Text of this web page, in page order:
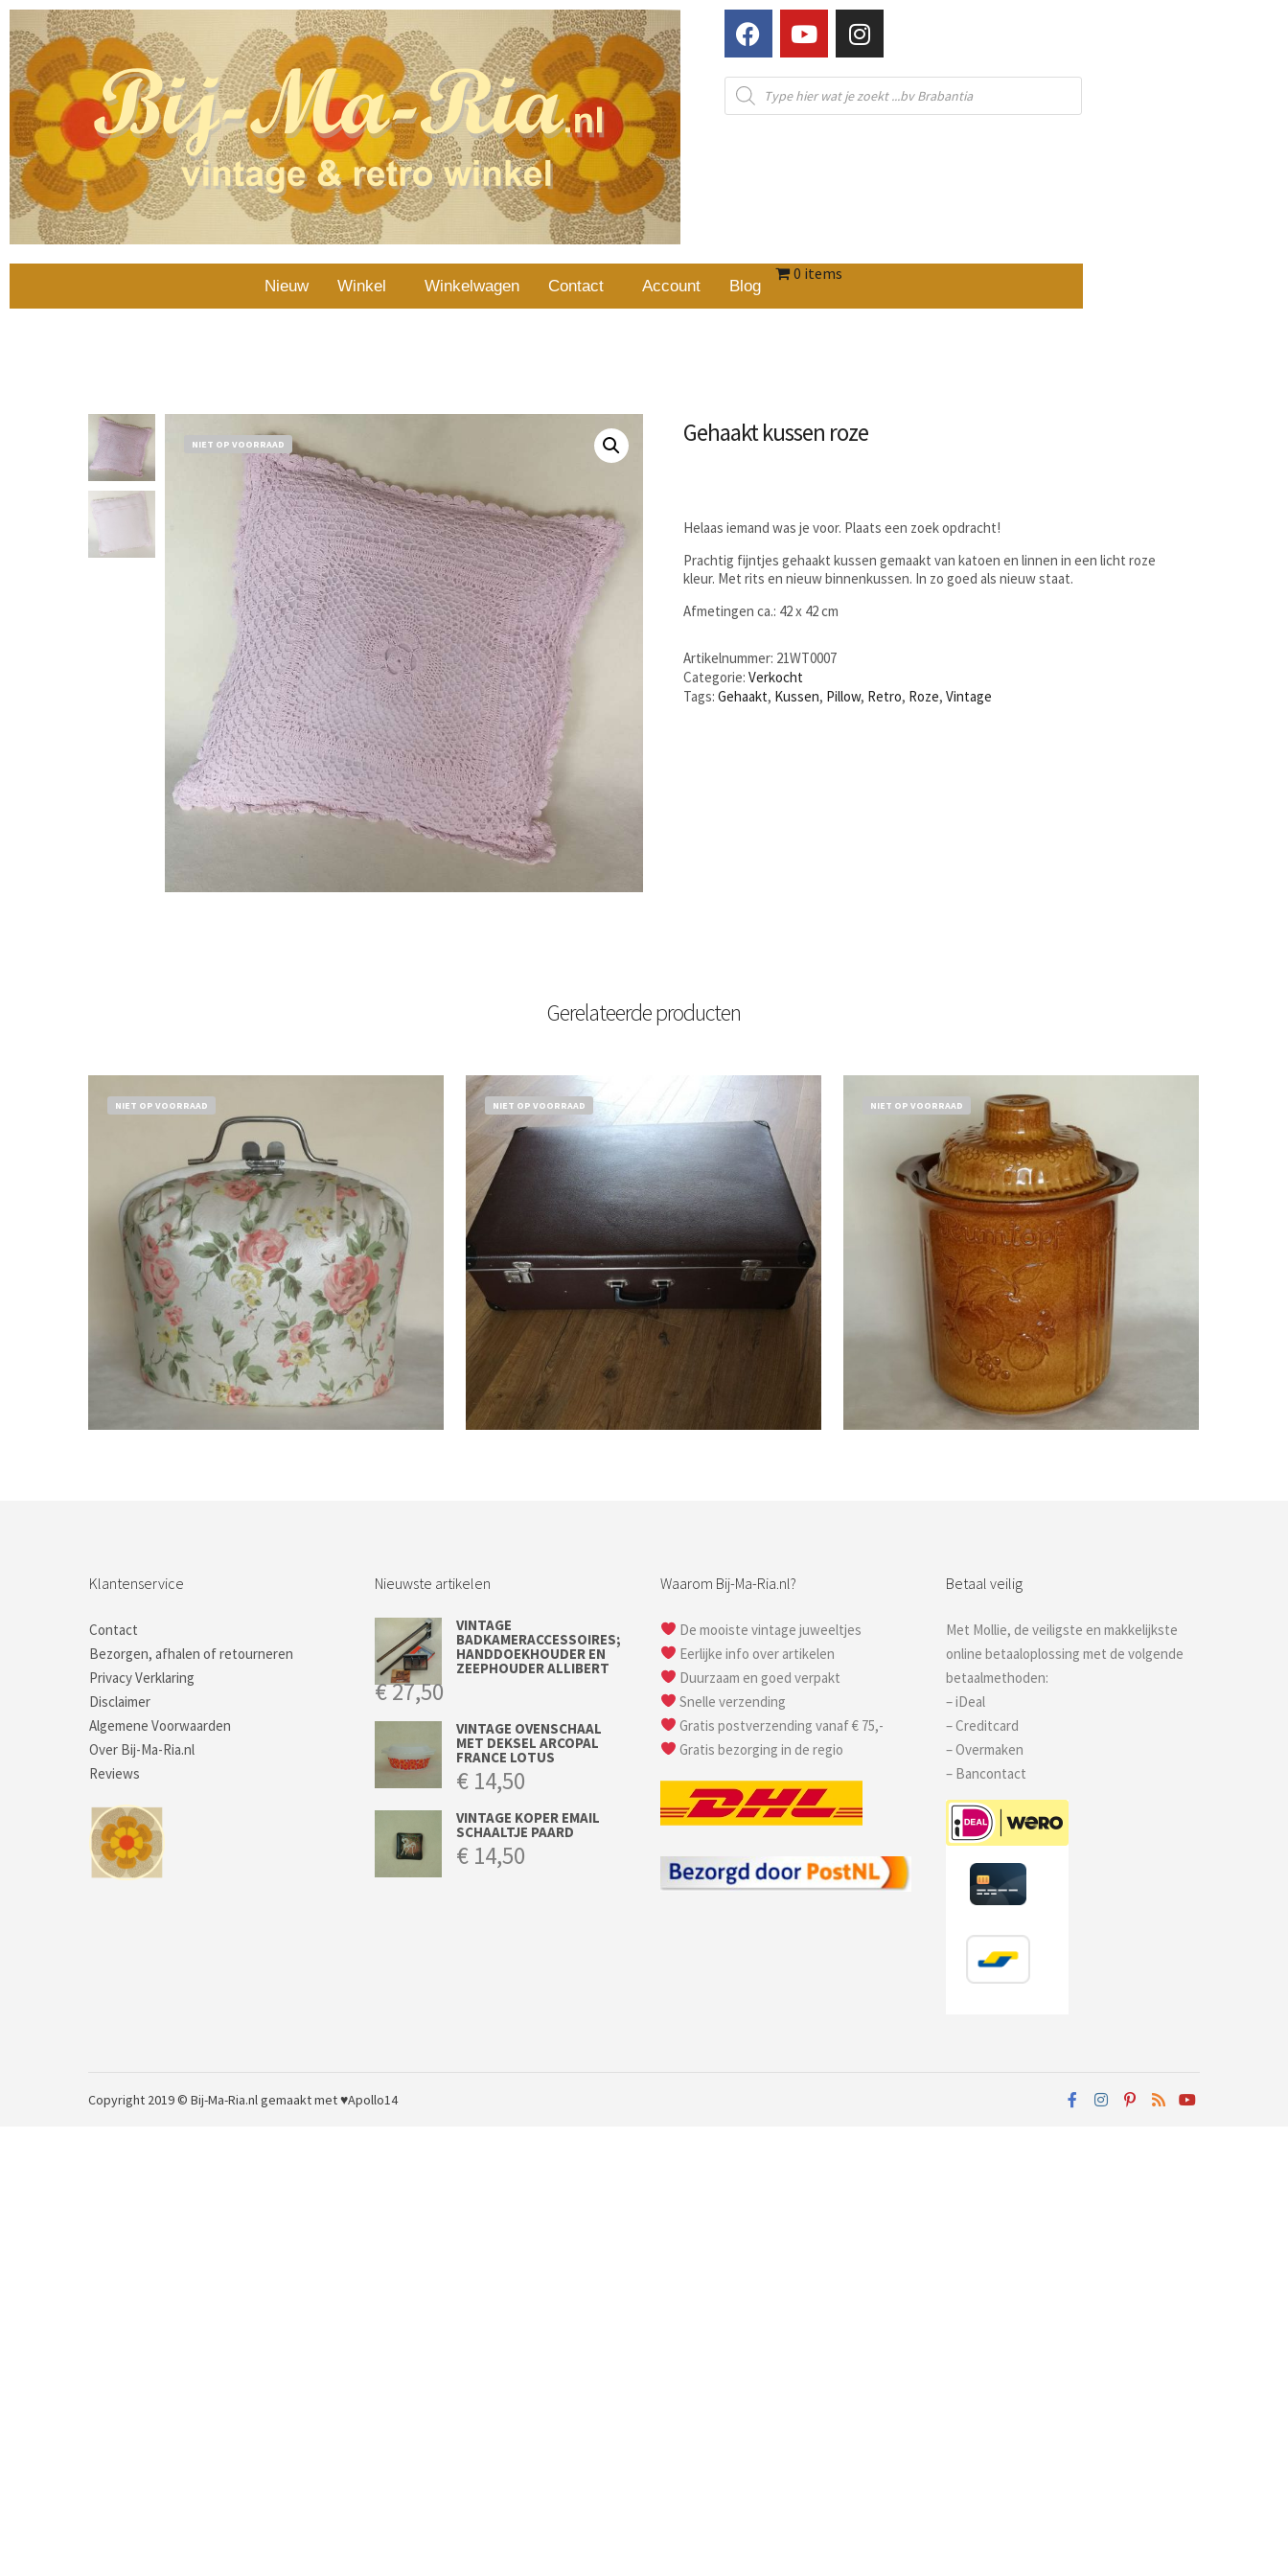
Nieuw Winkel Winkelwagen Contact Account Blog
0 items
NIET OP VOORRAAD Gehaakt kussen roze
Helaas iemand was je voor. Plaats een zoek opdracht!
Prachtig fijntjes gehaakt kussen gemaakt van katoen en linnen in een licht roze
kleur. Met rits en nieuw binnenkussen. In zo goed als nieuw staat.
Afmetingen ca.: 42 x 42 cm
Artikelnummer: 21WT0007
Categorie:Verkocht
Tags:Gehaakt, Kussen, Pillow, Retro, Roze,Vintage
Gerelateerde producten
NIET OP VOORRAAD NIET OP VOORRAAD
€32,50
NIET OP VOORRAAD
Klantenservice
Contact
Bezorgen, afhalen of retourneren
Privacy Verklaring
Disclaimer
Algemene Voorwaarden
Over Bij-Ma-Ria.nl
Reviews
Nieuwste artikelen
VINTAGE
BADKAMERACCESSOIRES;
HANDDOEKHOUDER EN
ZEEPHOUDER ALLIBERT
€27,50
VINTAGE OVENSCHAAL
MET DEKSEL ARCOPAL
FRANCE LOTUS
€ 14,50
VINTAGE KOPER EMAIL
SCHAALTJE PAARD
€ 14,50
Waarom Bij-Ma-Ria.nl?
De mooiste vintage juweeltjes
Eerlijke info over artikelen
Duurzaam en goed verpakt
Snelle verzending
Gratis postverzending vanaf € 75,-
Gratis bezorging in de regio
Betaal veilig
Met Mollie, de veiligste en makkelijkste
online betaaloplossing met de volgende
betaalmethoden:
– iDeal
– Creditcard
– Overmaken
– Bancontact
Copyright 2019 © Bij-Ma-Ria.nlgemaakt met ♥Apollo14